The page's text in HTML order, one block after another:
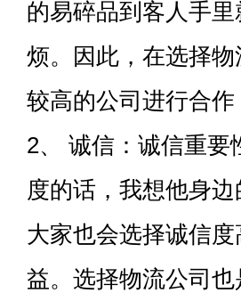
的易碎品到客人手
烦。因此，在选择
较高的公司进行合作
2、 诚信：诚信重要
度的话，我想他身
大家也会选择诚信
益。选择物流公司